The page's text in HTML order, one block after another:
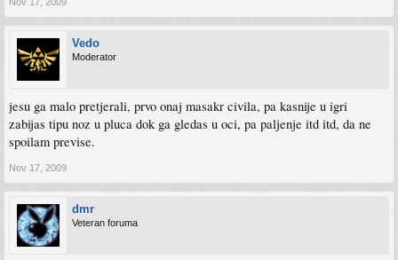
Vedo
Moderator
jesu ga malo pretjerali, prvo onaj masakr civila, pa kasnije u igri
zabijas tipu noz u pluca dok ga gledas u oci, pa paljenje itd itd, da ne
spoilam previse.
Nov 17, 2009
dmr
Veteran foruma